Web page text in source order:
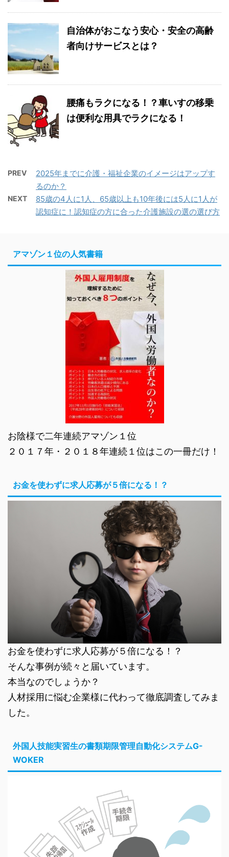
自治体がおこなう安心・安全の高齢
者向けサービスとは？
腰痛もラクになる！？車いすの移乗
は便利な用具でラクになる！
PREV
2025年までに介護・福祉企業のイメージはアップす
るのか？
NEXT
85歳の4人に1人、65歳以上も10年後には5人に1人が
認知症に！認知症の方に合った介護施設の選の選び方
アマゾン１位の人気書籍
お陰様で二年連続アマゾン１位
２０１７年・２０１８年連続１位はこの一冊だけ！
お金を使わずに求人応募が５倍になる！？
お金を使わずに求人応募が５倍になる！？
そんな事例が続々と届いています。
本当なのでしょうか？
人材採用に悩む企業様に代わって徹底調査してみま
した。
外国人技能実習生の書類期限管理自動化システムG-
WOKER